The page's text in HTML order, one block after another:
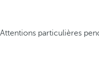
Attentions particulières